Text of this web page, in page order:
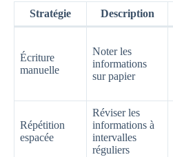
Stratégie Description
Écriture
manuelle
Noter les
informations
sur papier
Répétition
espacée
Réviser les
informations à
intervalles
réguliers